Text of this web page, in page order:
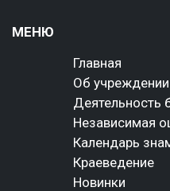
МЕНЮ
Главная
Об учреждении
Деятельность
Независимая
Календарь
Краеведение
Новинки